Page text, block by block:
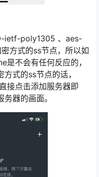
ietf-poly1305 、aes-
方式的ss节点，所以如
是不会有任何反应的，
式的ss节点的话，
接点击添加服务器即
器的画面。